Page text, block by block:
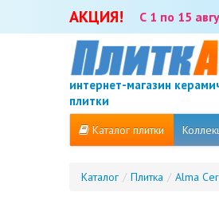
АКЦИЯ! С 1 по 15
интернет-магазин
плитки
Каталог плитки
Каталог / Плитка / Alma